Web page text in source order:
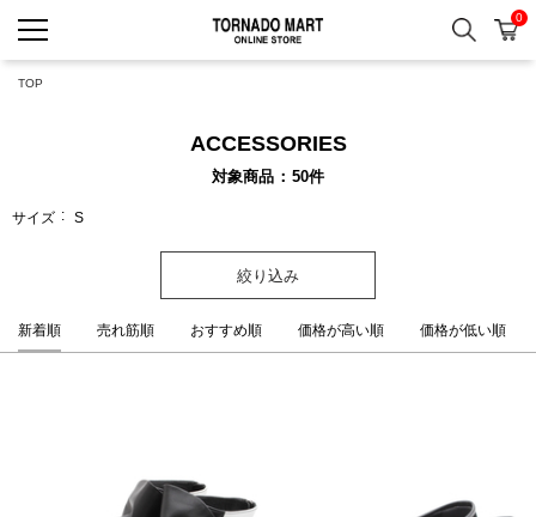
検索 カ
0
TOP
ACCESSORIES
対象商品 50件
サイズ S
絞り込み
新着順 売れ筋順 おすすめ順 価格が高い順 価格が低い順